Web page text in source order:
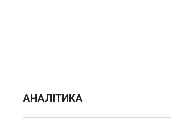
АНАЛІТИКА